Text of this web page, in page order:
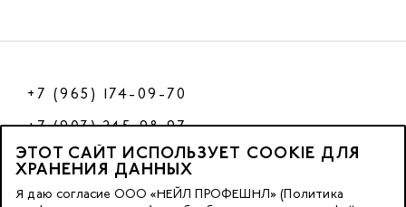
+7 (965) 174-09-70
+7 (903) 245-98-97
РФ
ЭТОТ САЙТ ИСПОЛЬЗУЕТ COOKIE ДЛЯ
ХРАНЕНИЯ ДАННЫХ
Я даю согласие ООО «НЕЙЛ ПРОФЕШНЛ» (Политика